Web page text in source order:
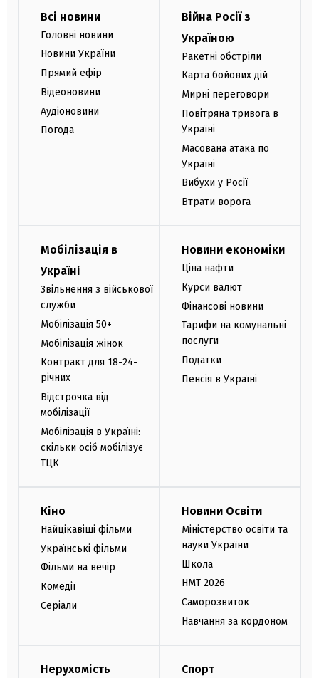
Всі новини
Головні новини
Новини України
Прямий ефір
Відеоновини
Аудіоновини
Погода
Війна Росії з
Україною
Ракетні обстріли
Карта бойових дій
Мирні переговори
Повітряна тривога в
Україні
Масована атака по
Україні
Вибухи у Росії
Втрати ворога
Мобілізація в
Україні
Звільнення з військової
служби
Мобілізація 50+
Мобілізація жінок
Контракт для 18-24-
річних
Відстрочка від
мобілізації
Мобілізація в Україні:
скільки осіб мобілізує
ТЦК
Новини економіки
Ціна нафти
Курси валют
Фінансові новини
Тарифи на комунальні
послуги
Податки
Пенсія в Україні
Кіно
Найцікавіші фільми
Українські фільми
Фільми на вечір
Комедії
Серіали
Новини Освіти
Міністерство освіти та
науки України
Школа
НМТ 2026
Саморозвиток
Навчання за кордоном
Нерухомість Спорт